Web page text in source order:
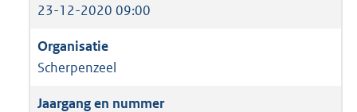
23-12-2020 09:00
Scherpenzeel